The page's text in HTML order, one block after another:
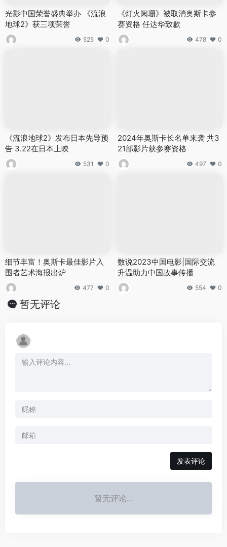
光影中国荣誉盛典举办 《流浪
地球2》获三项荣誉
525 0
《灯火阑珊》被取消奥斯卡参
赛资格 任达华致歉
478 0
《流浪地球2》发布日本先导预
告 3.22在日本上映
531 0
2024年奥斯卡长名单来袭 共3
21部影片获参赛资格
497 0
细节丰富！奥斯卡最佳影片入
围者艺术海报出炉
477 0
数说2023中国电影|国际交流
升温助力中国故事传播
554 0
暂无评论
发表评论
暂无评论...